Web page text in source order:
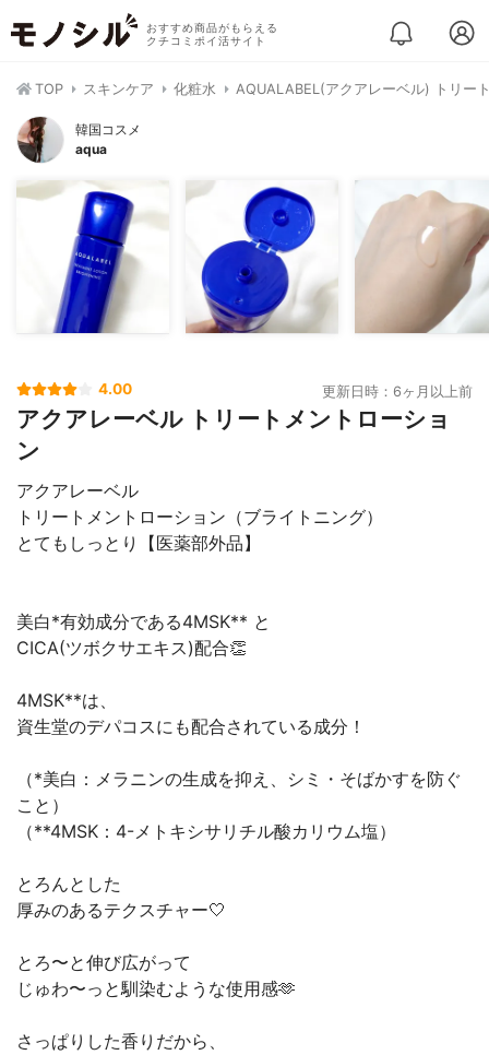
おすすめ商品がもらえる
クチコミポイ活サイト
TOP スキンケア 化粧水 AQUALABEL(アクアレーベル) トリー
韓国コスメ
aqua
4.00 更新日時：6ヶ月以上前
アクアレーベル トリートメントローショ
ン
アクアレーベル
トリートメントローション（ブライトニング）
とてもしっとり【医薬部外品】
美白*有効成分である4MSK** と
CICA(ツボクサエキス)配合👏
4MSK**は、
資生堂のデパコスにも配合されている成分！
（*美白：メラニンの生成を抑え、シミ・そばかすを防ぐ
こと）
（**4MSK：4-メトキシサリチル酸カリウム塩）
とろんとした
厚みのあるテクスチャー🤍
とろ〜と伸び広がって
じゅわ〜っと馴染むような使用感🫶
さっぱりした香りだから、